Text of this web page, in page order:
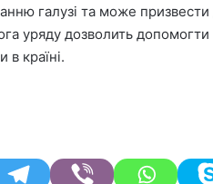
галузі та може призвести
уряду дозволить допомогти
країні.